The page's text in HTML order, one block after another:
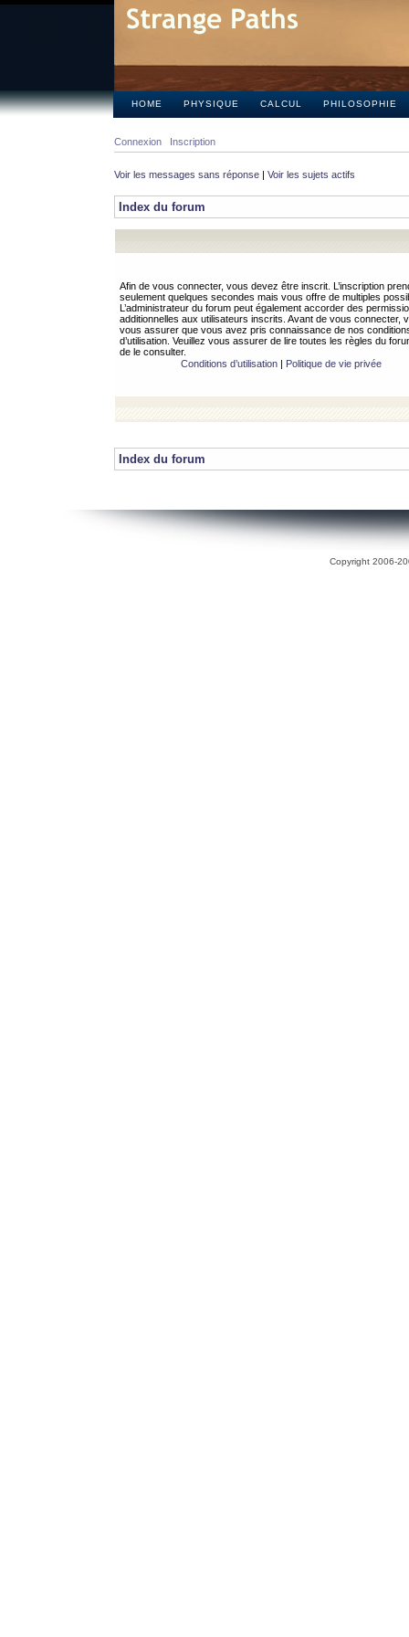
HOME PHYSIQUE CALCUL PHILOSOPHIE
Connexion Inscription
Voir les messages sans réponse | Voir les sujets actifs
Index du forum
Afin de vous connecter, vous devez être inscrit. L’inscription
seulement quelques secondes mais vous offre de multiples
L’administrateur du forum peut également accorder des
additionnelles aux utilisateurs inscrits. Avant de vous connecter,
vous assurer que vous avez pris connaissance de nos
d’utilisation. Veuillez vous assurer de lire toutes les règles du
de le consulter.
Conditions d’utilisation| Politique de vie privée
Index du forum
Copyright 2006-